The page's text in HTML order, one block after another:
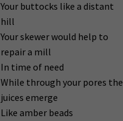
Your buttocks like a distant
hill
Your skewer would help to
repair a mill
In time of need
While through your pores the
juices emerge
Like amber beads